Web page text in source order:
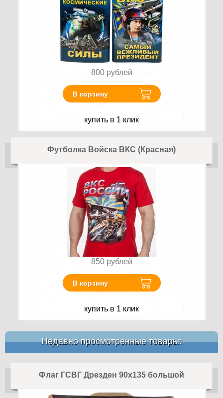
800 рублей
В корзину
купить в 1 клик
Футболка Войска ВКС (Красная)
850 рублей
В корзину
купить в 1 клик
Недавно просмотренные товары:
Флаг ГСВГ Дрезден 90х135 большой